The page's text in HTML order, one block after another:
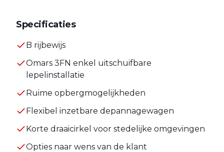
Specificaties
B rijbewijs
Omars 3FN enkel uitschuifbare
lepelinstallatie
Ruime opbergmogelijkheden
Flexibel inzetbare depannagewagen
Korte draaicirkel voor stedelijke omgevingen
Opties naar wens van de klant